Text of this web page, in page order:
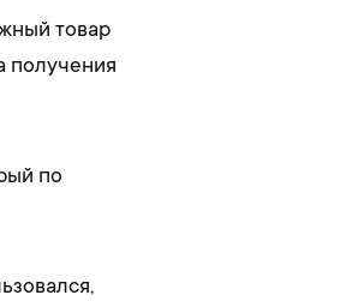
товар
получения
по